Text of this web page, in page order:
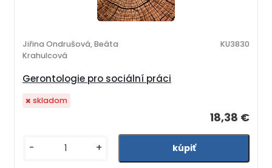
Gerontologie pro sociální práci
Jiřina Ondrušová, Beáta
Krahulcová
KU3830
18,38 €
skladom
- +